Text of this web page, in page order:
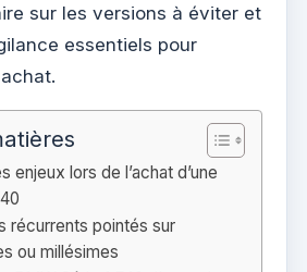
sur les versions à éviter et
essentiels pour
enjeux lors de l’achat d’une
récurrents pointés sur
ou millésimes